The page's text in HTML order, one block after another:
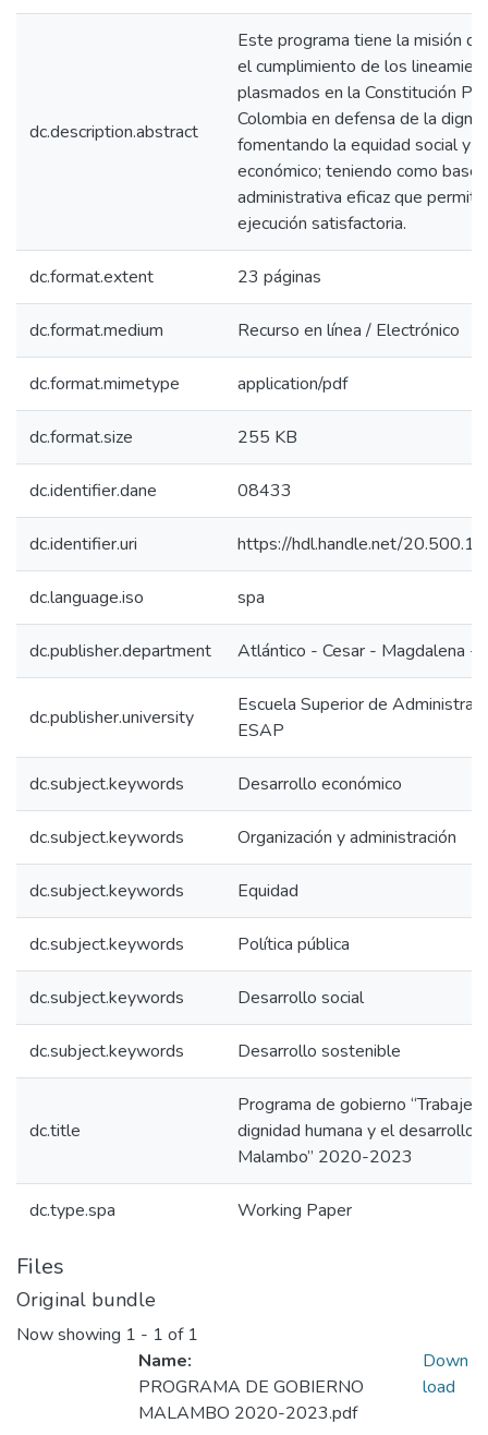
dc.description.abstract
Este programa tiene la misión
el cumplimiento de los
plasmados en la Constitución
Colombia en defensa de la
fomentando la equidad social y
económico; teniendo como base
administrativa eficaz que
ejecución satisfactoria.
dc.format.extent 23 páginas
dc.format.medium Recurso en línea / Electrónico
dc.format.mimetype application/pdf
dc.format.size 255 KB
dc.identifier.dane 08433
dc.identifier.uri https://hdl.handle.net/
dc.language.iso spa
dc.publisher.department Atlántico - Cesar - Magdalena -
dc.publisher.university
Escuela Superior de
ESAP
dc.subject.keywords Desarrollo económico
dc.subject.keywords Organización y administración
dc.subject.keywords Equidad
dc.subject.keywords Política pública
dc.subject.keywords Desarrollo social
dc.subject.keywords Desarrollo sostenible
dc.title
Programa de gobierno
dignidad humana y el desarrollo
Malambo” 2020-2023
dc.type.spa Working Paper
Files
Original bundle
Now showing 1 - 1 of 1
Name:
PROGRAMA DE GOBIERNO
MALAMBO 2020-2023.pdf
Down
load